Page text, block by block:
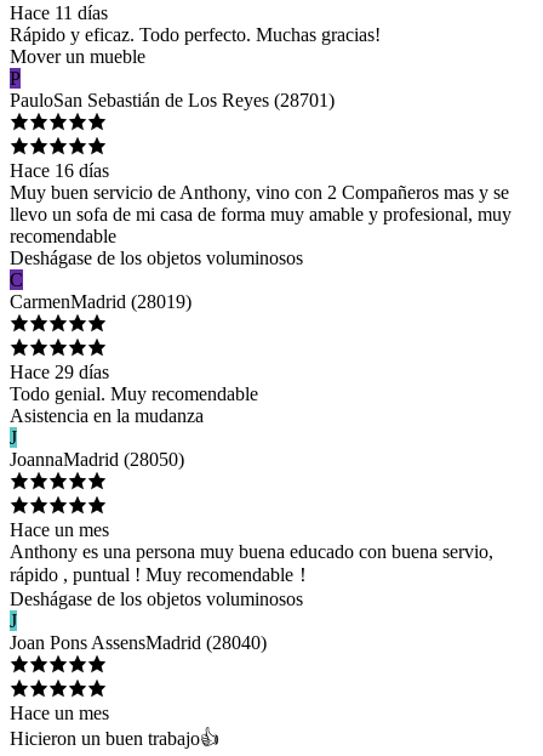
Hace 11 días
Rápido y eficaz. Todo perfecto. Muchas gracias!
Mover un mueble
P
PauloSan Sebastián de Los Reyes (28701)
Hace 16 días
Muy buen servicio de Anthony, vino con 2 Compañeros mas y se
llevo un sofa de mi casa de forma muy amable y profesional, muy
recomendable
Deshágase de los objetos voluminosos
C
CarmenMadrid (28019)
Hace 29 días
Todo genial. Muy recomendable
Asistencia en la mudanza
J
JoannaMadrid (28050)
Hace un mes
Anthony es una persona muy buena educado con buena servio,
rápido , puntual ! Muy recomendable！
Deshágase de los objetos voluminosos
J
Joan Pons AssensMadrid (28040)
Hace un mes
Hicieron un buen trabajo👍